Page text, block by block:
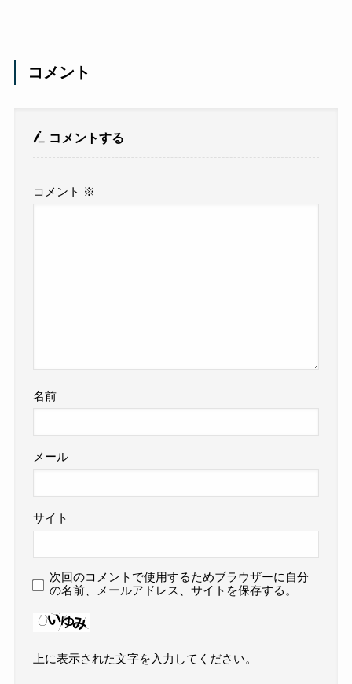
コメント
コメントする
コメント ※
名前
メール
サイト
次回のコメントで使用するためブラウザーに自分
の名前、メールアドレス、サイトを保存する。
上に表示された文字を入力してください。